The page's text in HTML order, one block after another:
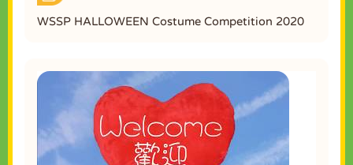
WSSP HALLOWEEN Costume Competition 2020